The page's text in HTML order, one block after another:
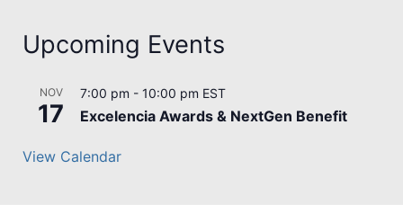
Upcoming Events
NOV
17
7:00 pm - 10:00 pm EST
Excelencia Awards & NextGen Benefit
View Calendar